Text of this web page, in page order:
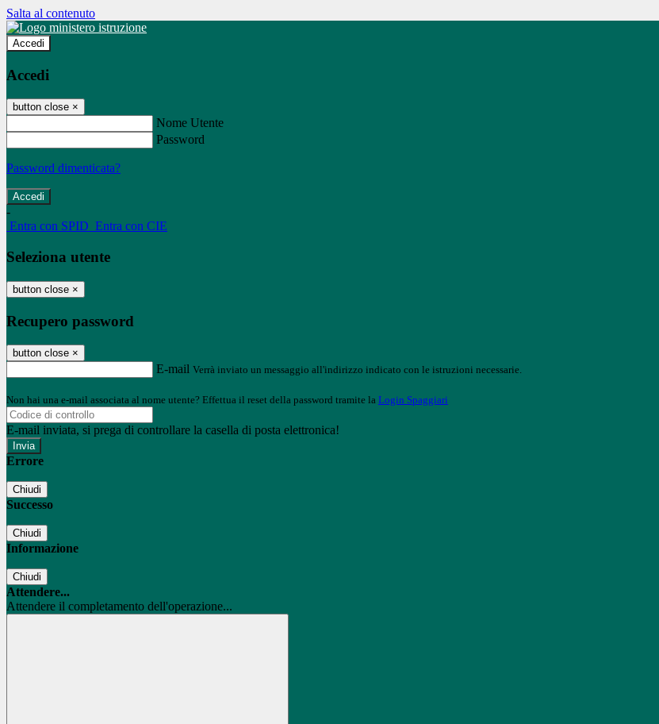
Salta al contenuto
Accedi
Accedi
button close ×
Nome Utente
Password
Password dimenticata?
-
Entra con SPID Entra con CIE
Seleziona utente
button close ×
Recupero password
button close ×
E-mail Verrà inviato un messaggio all'indirizzo indicato con le istruzioni necessarie.
Non hai una e-mail associata al nome utente? Effettua il reset della password tramite la Login Spaggiari
E-mail inviata, si prega di controllare la casella di posta elettronica!
Errore
Chiudi
Successo
Chiudi
Informazione
Chiudi
Attendere...
Attendere il completamento dell'operazione...